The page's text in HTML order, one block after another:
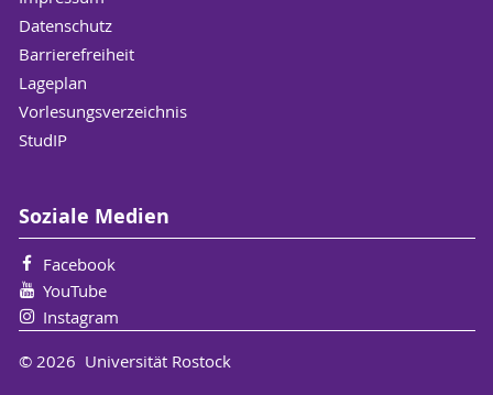
Datenschutz
Barrierefreiheit
Lageplan
Vorlesungsverzeichnis
StudIP
Soziale Medien
Facebook
YouTube
Instagram
© 2026 Universität Rostock